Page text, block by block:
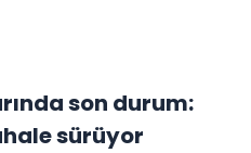
son durum:
sürüyor